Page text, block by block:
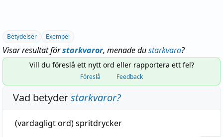
Betydelser Exempel
Visar resultat förstarkvaror, menade dustarkvara?
Vill du föreslå ett nytt ord eller rapportera ett fel?
Föreslå Feedback
Vad betyderstarkvaror?
(vardagligt ord)spritdrycker